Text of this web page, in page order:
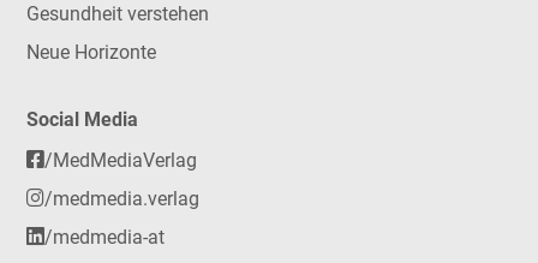
Gesundheit verstehen
Neue Horizonte
Social Media
/MedMediaVerlag
/medmedia.verlag
/medmedia-at